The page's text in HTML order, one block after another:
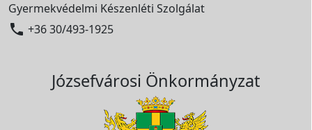
Gyermekvédelmi Készenléti Szolgálat
 +36 30/493-1925
Józsefvárosi Önkormányzat